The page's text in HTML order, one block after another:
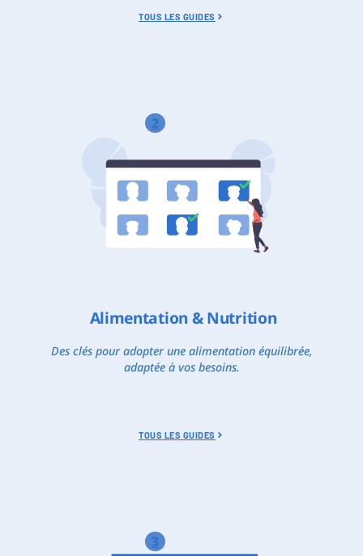
TOUS LES GUIDES
2
Alimentation & Nutrition
Des clés pour adopter une alimentation équilibrée,
adaptée à vos besoins.
TOUS LES GUIDES
3